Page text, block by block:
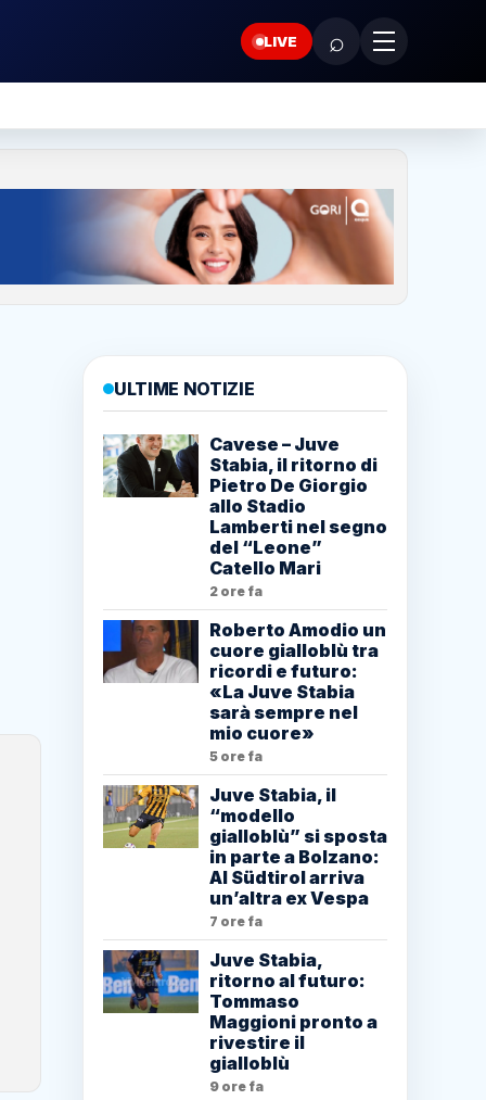
LIVE ⌕
ULTIME NOTIZIE
Cavese – Juve
Stabia, il ritorno di
Pietro De Giorgio
allo Stadio
Lamberti nel segno
del “Leone”
Catello Mari
2 ore fa
Roberto Amodio un
cuore gialloblù tra
ricordi e futuro:
«La Juve Stabia
sarà sempre nel
mio cuore»
5 ore fa
Juve Stabia, il
“modello
gialloblù” si sposta
in parte a Bolzano:
Al Südtirol arriva
un’altra ex Vespa
7 ore fa
Juve Stabia,
ritorno al futuro:
Tommaso
Maggioni pronto a
rivestire il
gialloblù
9 ore fa